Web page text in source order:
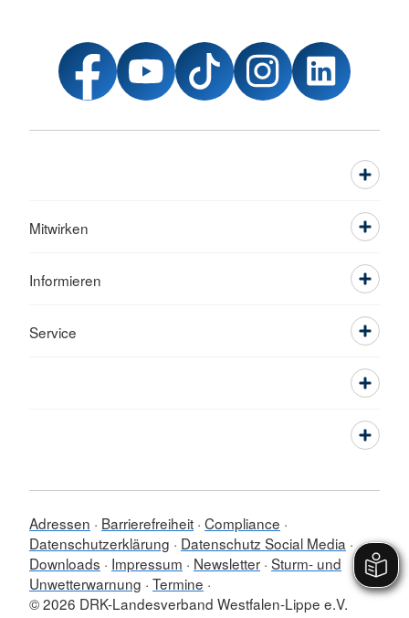
Mitwirken
Informieren
Service
Adressen Barrierefreiheit Compliance
Datenschutzerklärung
Datenschutz Social Media
Downloads
Impressum Newsletter Sturm- und
Unwetterwarnung Termine
© 2026 DRK-Landesverband Westfalen-Lippe e.V.